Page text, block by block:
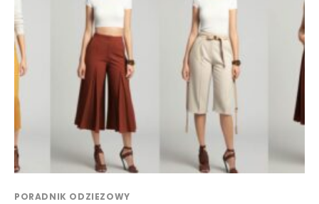
PORADNIK ODZIEZOWY